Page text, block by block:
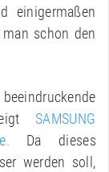
einigermaßen
schon den
SAMSUNG
Da dieses
werden soll,